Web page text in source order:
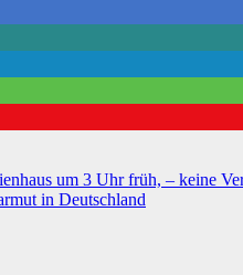
um 3 Uhr früh, – keine
in Deutschland